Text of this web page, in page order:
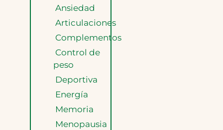
Ansiedad
Articulaciones
Complementos
Control de
peso
Deportiva
Energía
Memoria
Menopausia